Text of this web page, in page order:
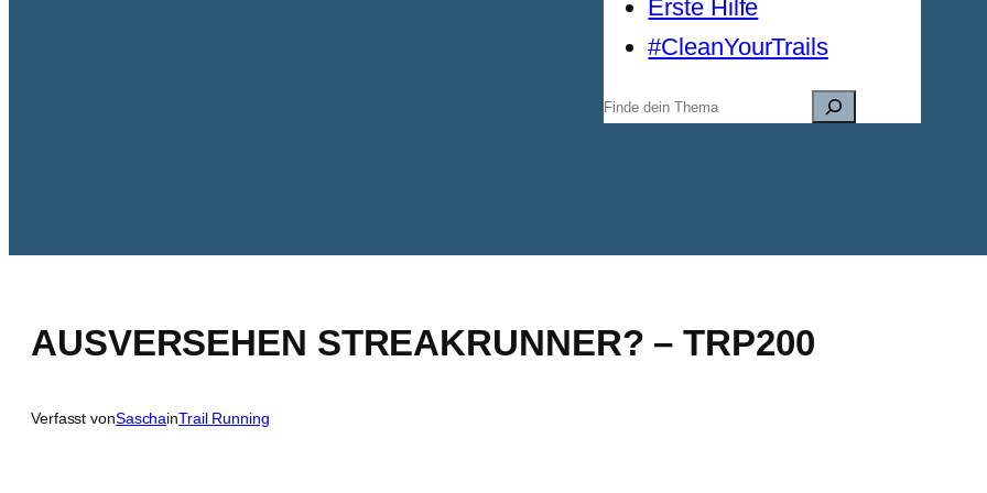
Erste Hilfe
#CleanYourTrails
Suchen
AUSVERSEHEN STREAKRUNNER? – TRP200
Verfasst vonSaschainTrail Running